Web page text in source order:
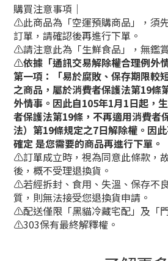
購買注意事項｜
⚠️此商品為「空運預購商品」，須
訂單，請確認後再進行下單。
⚠️請注意此為「生鮮食品」，無鑑
⚠️依據「通訊交易解除權合理例外
第一項：「易於腐敗、保存期限較
之商品，屬於消費者保護法第19條
外情事。因此自105年1月1日起，
者保護法第19條， 不再適用消費者
法）第19條規定之7日解除權。因
確定是您需要的商品再進行下單。
⚠️訂單成立時，視為同意此條款，
後，概不受理退換貨。
⚠️若經拆封、食用、失溫、保存不
質，則無法接受您退換貨申請。
⚠️配送僅限「黑貓冷藏宅配」及「
⚠️303保有最終解釋權。